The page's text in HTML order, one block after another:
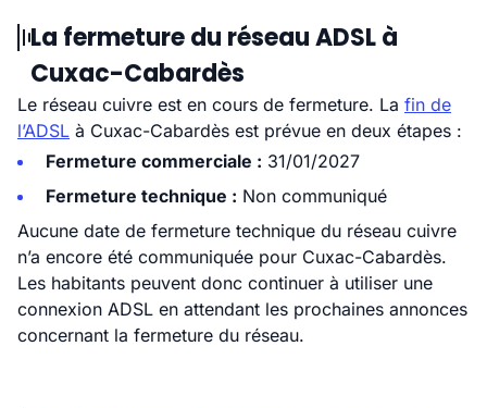
La fermeture du réseau ADSL à
Cuxac-Cabardès
Le réseau cuivre est en cours de fermeture. La fin de
l’ADSL à Cuxac-Cabardès est prévue en deux étapes :
Fermeture commerciale : 31/01/2027
Fermeture technique : Non communiqué
Aucune date de fermeture technique du réseau cuivre
n’a encore été communiquée pour Cuxac-Cabardès.
Les habitants peuvent donc continuer à utiliser une
connexion ADSL en attendant les prochaines annonces
concernant la fermeture du réseau.